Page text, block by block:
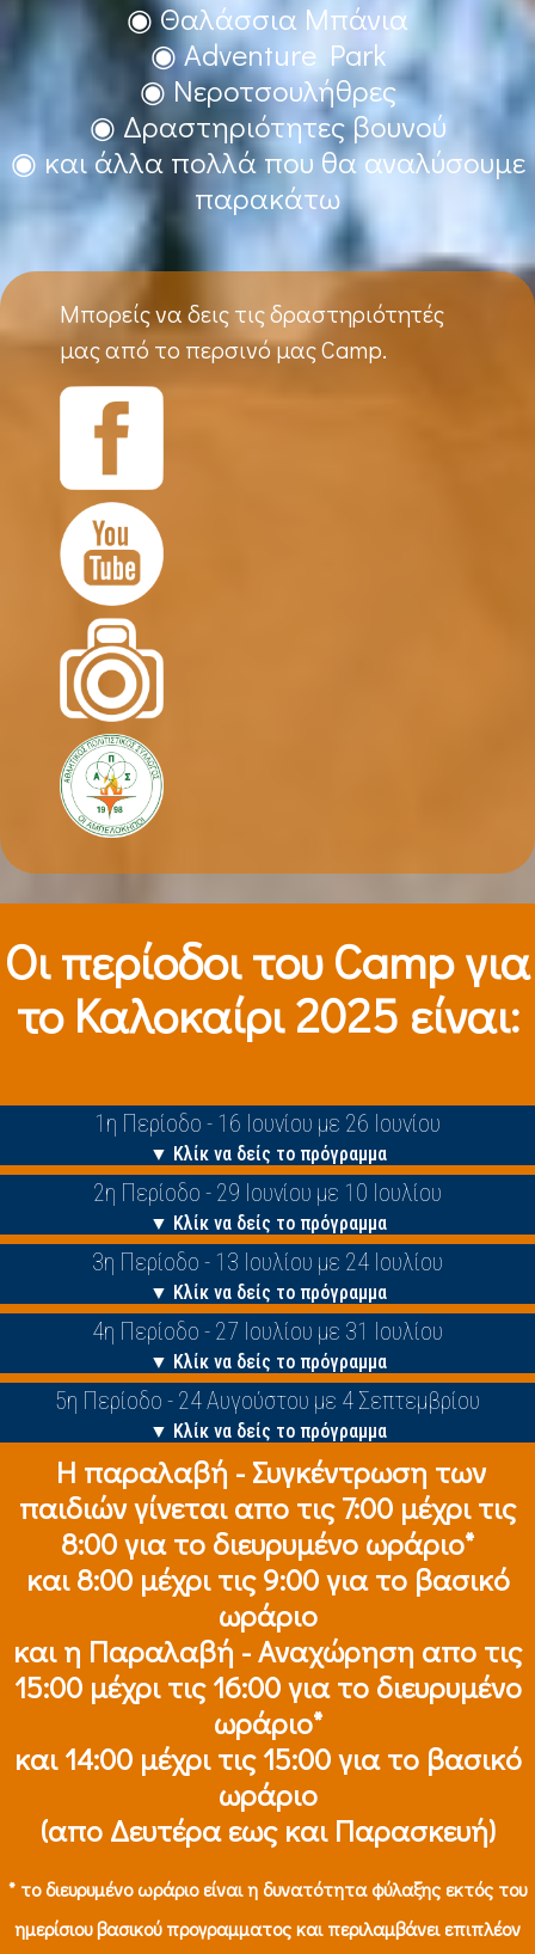
◉ Θαλάσσια Μπάνια
◉ Adventure Park
◉ Νεροτσουλήθρες
◉ Δραστηριότητες βουνού
◉ και άλλα πολλά που θα αναλύσουμε
παρακάτω
Μπορείς να δεις τις δραστηριότητές
μας από το περσινό μας Camp.
Οι περίοδοι τoυ Camp για
το Καλοκαίρι 2025 είναι:
1η Περίοδο - 16 Ιουνίου με 26 Ιουνίου
▼ Κλίκ να δείς το πρόγραμμα
2η Περίοδο - 29 Ιουνίου με 10 Ιουλίου
▼ Κλίκ να δείς το πρόγραμμα
3η Περίοδο - 13 Ιουλίου με 24 Ιουλίου
▼ Κλίκ να δείς το πρόγραμμα
4η Περίοδο - 27 Ιουλίου με 31 Ιουλίου
▼ Κλίκ να δείς το πρόγραμμα
5η Περίοδο - 24 Αυγούστου με 4 Σεπτεμβρίου
▼ Κλίκ να δείς το πρόγραμμα
Η παραλαβή - Συγκέντρωση των
παιδιών γίνεται απο τις 7:00 μέχρι τις
8:00 για το διευρυμένο ωράριο*
και 8:00 μέχρι τις 9:00 για το βασικό
ωράριο
και η Παραλαβή - Αναχώρηση απο τις
15:00 μέχρι τις 16:00 για το διευρυμένο
ωράριο*
και 14:00 μέχρι τις 15:00 για το βασικό
ωράριο
(απο Δευτέρα εως και Παρασκευή)
* το διευρυμένο ωράριο είναι η δυνατότητα φύλαξης εκτός του
ημερίσιου βασικού προγραμματος και περιλαμβάνει επιπλέον